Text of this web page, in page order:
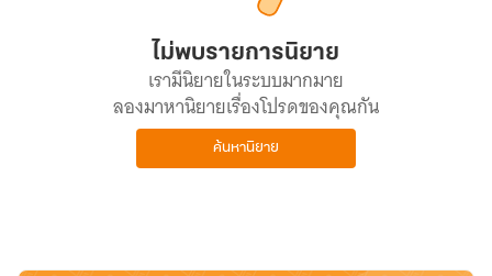
ไม่พบรายการนิยาย
เรามีนิยายในระบบมากมาย
ลองมาหานิยายเรื่องโปรดของคุณกัน
ค้นหานิยาย